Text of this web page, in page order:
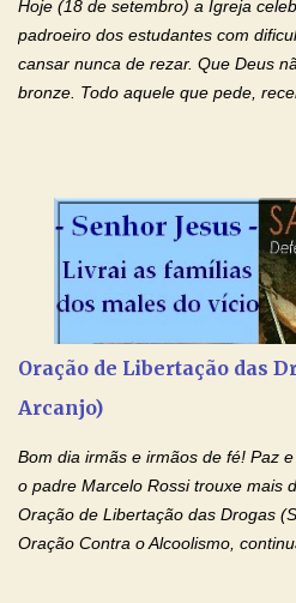
milagres e gra...
Hoje (18 de setembro) a Igreja
padroeiro dos estudantes com
cansar nunca de rezar. Que Deus
bronze. Todo aquele que pede,
coração, transforma-o e o faz
mim o teu fervor, a tua sabedoria e
ajudando-me e eu me esforçarei
Glória… Amável protetor meu, o
e entediante para mim. Tu podes
esforço maior em meus estudos e
santidade. Glória… Deus, que
de te...
Oração de Libertação das
Arcanjo)
Bom dia irmãs e irmãos de fé! Paz
o padre Marcelo Rossi trouxe mais
Oração de Libertação das Drogas
Oração Contra o Alcoolismo,